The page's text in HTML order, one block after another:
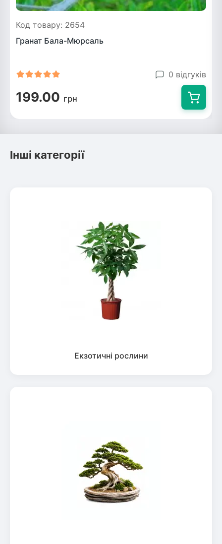
Код товару: 2654
Гранат Бала-Мюрсаль
0 відгуків
199.00 грн
Інші категорії
Екзотичні рослини